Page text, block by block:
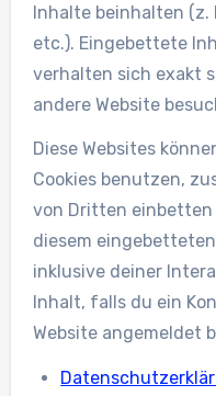
Inhalte beinhalten (z.
etc.). Eingebettete
verhalten sich exakt
andere Website
Diese Websites
Cookies benutzen,
von Dritten
diesem
inklusive deiner
Inhalt, falls du ein
Website angemeldet